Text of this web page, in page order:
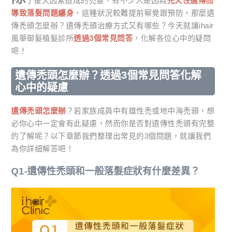
導致落髮問題纏身 ，這種狀況較難提前察覺跟預防，那麼遺
傳禿頭怎麼辦？遺傳禿頭治療方式又有哪些？今天就讓ihair
風華御髮植髮診所透過3個常見問答 ，化解各位心中的疑問
吧！
遺傳禿頭怎麼辦？透過3個常見問答化解
心中的疑慮
遺傳禿頭怎麼辦 ？若家族成員中有雄性禿或地中海禿頭，想
必你心中一定會有此疑慮，然而你是否對遺傳性禿頭有完整
的了解呢？以下章節我們整理出常見的3個問題，就讓我們
為你詳細解答吧！
Q1-遺傳性禿頭和一般落髮症狀有什麼差異？